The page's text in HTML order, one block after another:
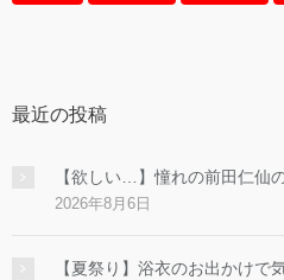
最近の投稿
【欲しい…】憧れの前田仁仙
2026年8月6日
【夏祭り】浴衣のお出かけで